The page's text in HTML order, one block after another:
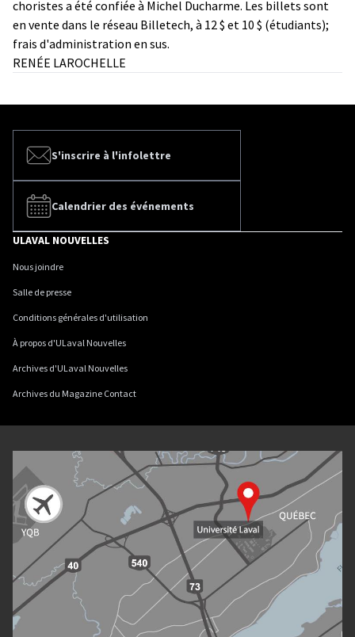
choristes a été confiée à Michel Ducharme. Les billets sont
en vente dans le réseau Billetech, à 12 $ et 10 $ (étudiants);
frais d'administration en sus.
RENÉE LAROCHELLE
S'inscrire à l'infolettre
Calendrier des événements
ULAVAL NOUVELLES
Nous joindre
Salle de presse
Conditions générales d'utilisation
À propos d'ULaval Nouvelles
Archives d'ULaval Nouvelles
Archives du Magazine Contact